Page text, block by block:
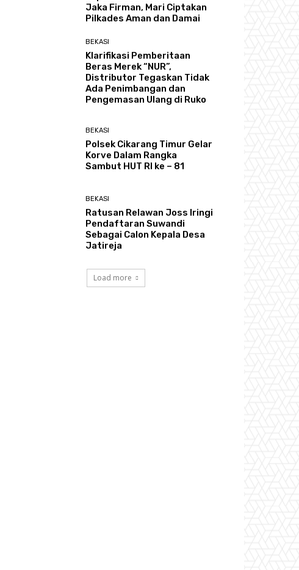
Jaka Firman, Mari Ciptakan
Pilkades Aman dan Damai
BEKASI
Klarifikasi Pemberitaan
Beras Merek “NUR”,
Distributor Tegaskan Tidak
Ada Penimbangan dan
Pengemasan Ulang di Ruko
BEKASI
Polsek Cikarang Timur Gelar
Korve Dalam Rangka
Sambut HUT RI ke – 81
BEKASI
Ratusan Relawan Joss Iringi
Pendaftaran Suwandi
Sebagai Calon Kepala Desa
Jatireja
Load more